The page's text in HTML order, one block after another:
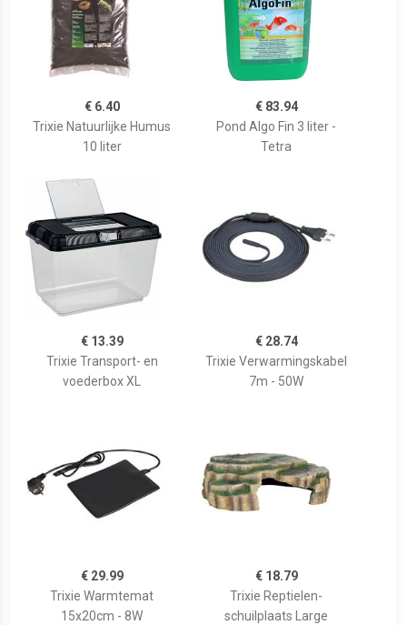
€ 6.40
Trixie Natuurlijke Humus
10 liter
€ 83.94
Pond Algo Fin 3 liter -
Tetra
€ 13.39
Trixie Transport- en
voederbox XL
€ 28.74
Trixie Verwarmingskabel
7m - 50W
€ 29.99
Trixie Warmtemat
15x20cm - 8W
€ 18.79
Trixie Reptielen-
schuilplaats Large